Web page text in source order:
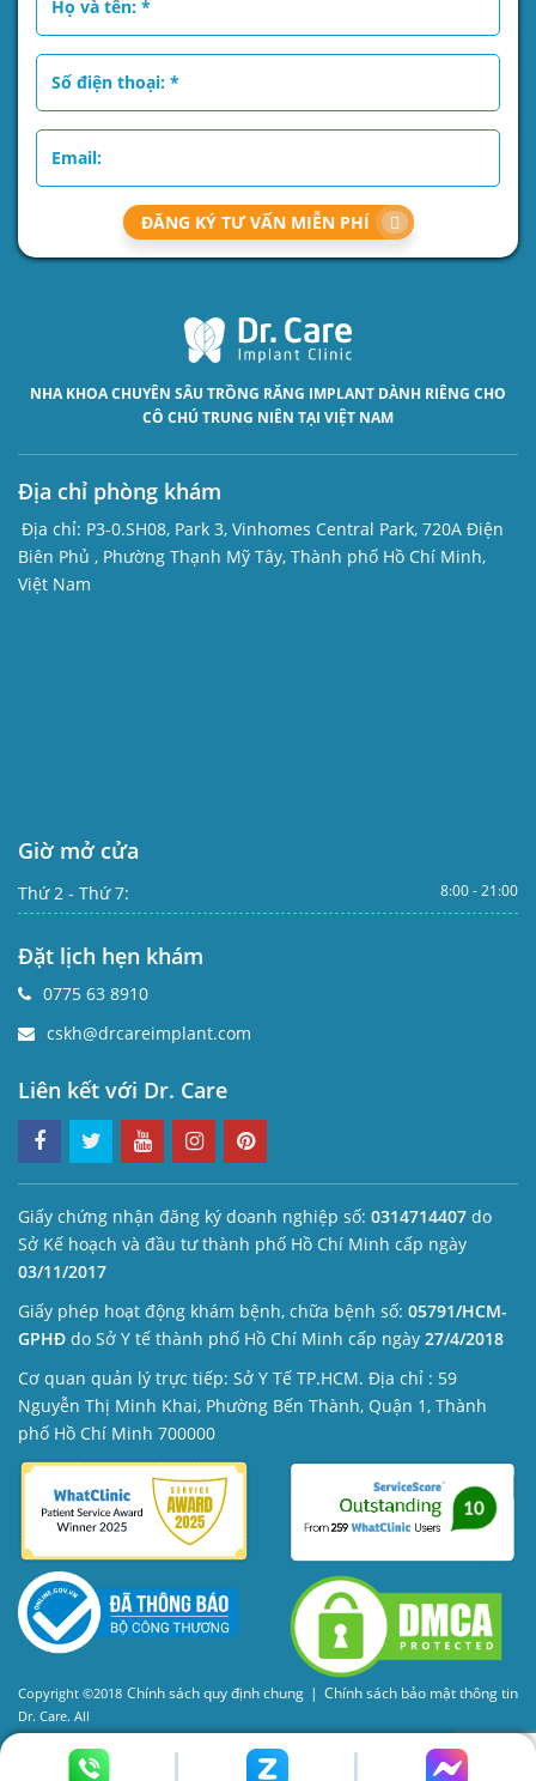
ĐĂNG KÝ TƯ VẤN MIỄN PHÍ
NHA KHOA CHUYÊN SÂU TRỒNG RĂNG IMPLANT DÀNH RIÊNG CHO
CÔ CHÚ TRUNG NIÊN TẠI VIỆT NAM
Địa chỉ phòng khám
Địa chỉ: P3-0.SH08, Park 3, Vinhomes Central Park, 720A Điện
Biên Phủ , Phường Thạnh Mỹ Tây, Thành phố Hồ Chí Minh,
Việt Nam
Giờ mở cửa
Thứ 2 - Thứ 7: 8:00 - 21:00
Đặt lịch hẹn khám
0775 63 8910
cskh@drcareimplant.com
Liên kết với Dr. Care
Giấy chứng nhận đăng ký doanh nghiệp số: 0314714407 do
Sở Kế hoạch và đầu tư thành phố Hồ Chí Minh cấp ngày
03/11/2017
Giấy phép hoạt động khám bệnh, chữa bệnh số: 05791/HCM-
GPHĐ do Sở Y tế thành phố Hồ Chí Minh cấp ngày 27/4/2018
Cơ quan quản lý trực tiếp: Sở Y Tế TP.HCM. Địa chỉ : 59
Nguyễn Thị Minh Khai, Phường Bến Thành, Quận 1, Thành
phố Hồ Chí Minh 700000
Chính sách quy định chung | Chính sách bảo mật thông tin
Copyright ©2018
Dr. Care. All
Rights Reserved